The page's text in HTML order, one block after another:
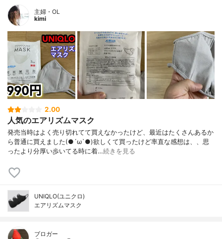
主婦・OL
kimi
2.00
人気のエアリズムマスク
発売当時はよく売り切れてて買えなかったけど、最近はたくさんあるか
ら普通に買えました(●´ω`●)欲しくて買ったけど率直な感想は、、思
ったより分厚い歩いてる時に着…続きを見る
UNIQLO(ユニクロ)
エアリズムマスク
ブロガー